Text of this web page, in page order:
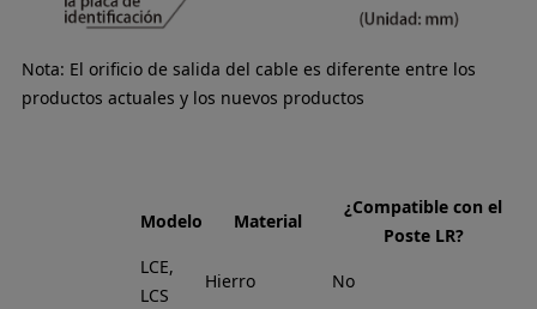
Nota: El orificio de salida del cable es diferente entre los
productos actuales y los nuevos productos
Modelo Material
¿Compatible con el
Poste LR?
LCE,
LCS
Hierro
No